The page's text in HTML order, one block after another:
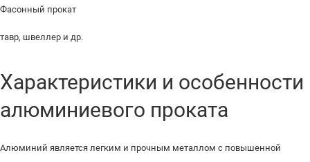
Фасонный прокат
тавр, швеллер и др.
Характеристики и особенности
алюминиевого проката
Алюминий является легким и прочным металлом с повышенной